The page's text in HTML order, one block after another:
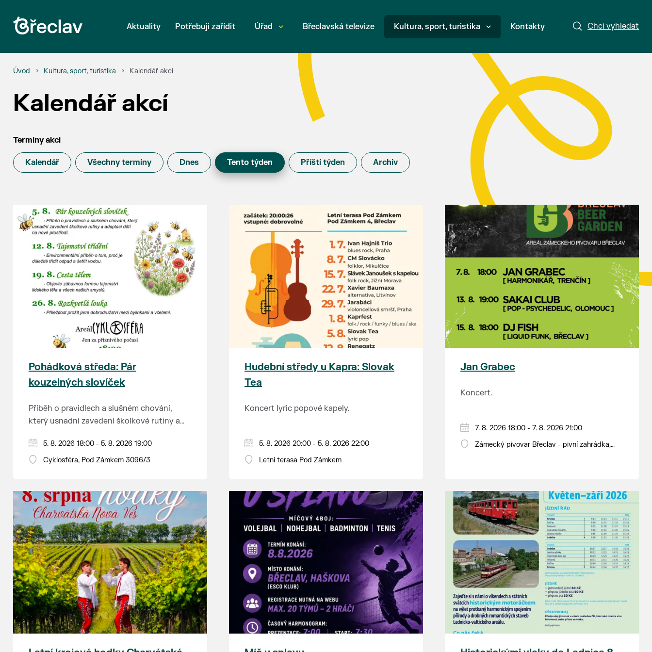
Chci vyhledat
Aktuality Potřebuji zařídit Úřad Břeclavská televize Kultura, sport, turistika Kontakty
Úvod Kultura, sport, turistika Kalendář akcí
Kalendář akcí
Termíny akcí
Kalendář Všechny termíny Dnes Tento týden Příští týden Archiv
Pohádková středa: Pár
kouzelných slovíček
Příběh o pravidlech a slušném chování,
který usnadní zavedení školkové rutiny a
Hraje se jen za příznivého počasí.
Vstupné dobrovolné.
5. 8. 2026 18:00 - 5. 8. 2026 19:00
Cyklosféra, Pod Zámkem 3096/3
Hudební středy u Kapra: Slovak
Tea
Koncert lyric popové kapely.
5. 8. 2026 20:00 - 5. 8. 2026 22:00
Letní terasa Pod Zámkem
Jan Grabec
Koncert.
7. 8. 2026 18:00 - 7. 8. 2026 21:00
Zámecký pivovar Břeclav - pivní zahrádka,